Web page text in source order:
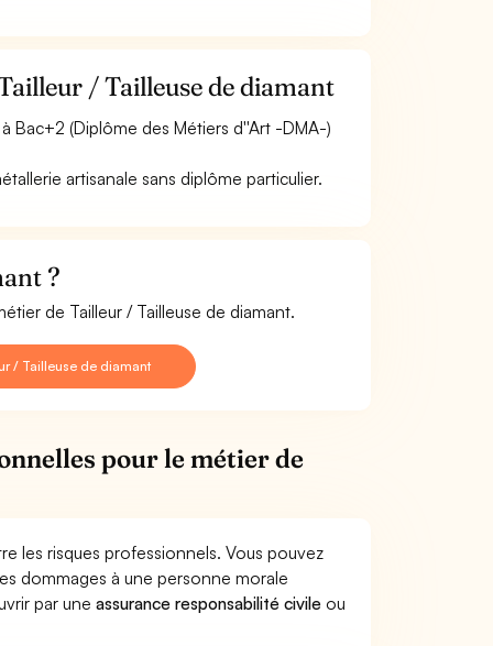
/ Tailleuse de diamant
Bac+2 (Diplôme des Métiers d''Art -DMA-)
artisanale sans diplôme particulier.
?
de Tailleur / Tailleuse de diamant.
/ Tailleuse de diamant
pour le métier de
les risques professionnels. Vous pouvez
dommages à une personne morale
par uneassurance responsabilité civile ou